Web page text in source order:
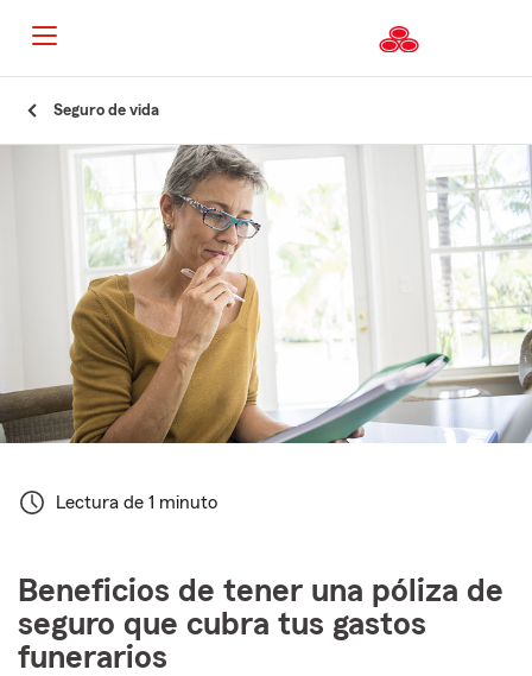
Seguro de vida
Lectura de 1 minuto
Beneficios de tener una póliza de
seguro que cubra tus gastos
funerarios